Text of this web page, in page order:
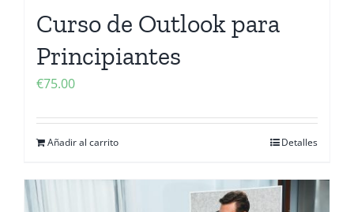
Curso de Outlook para
Principiantes
€75.00
Añadir al carrito Detalles